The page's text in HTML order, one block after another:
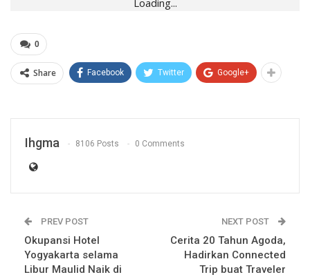
Loading...
0
Share Facebook Twitter Google+
Ihgma 8106 Posts 0 Comments
PREV POST
Okupansi Hotel
Yogyakarta selama
Libur Maulid Naik di
NEXT POST
Cerita 20 Tahun Agoda,
Hadirkan Connected
Trip buat Traveler